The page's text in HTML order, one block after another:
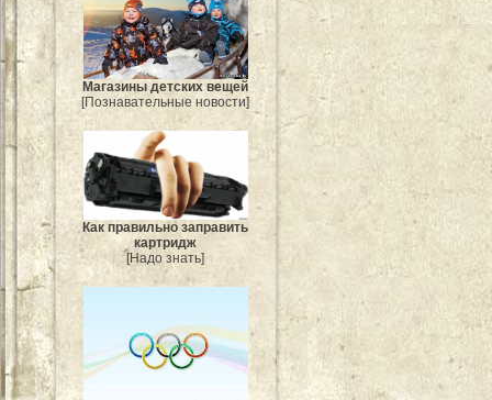
Магазины детских вещей
[Познавательные новости]
Как правильно заправить
картридж
[Надо знать]